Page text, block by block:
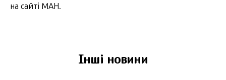
на сайті МАН.
Інші новини